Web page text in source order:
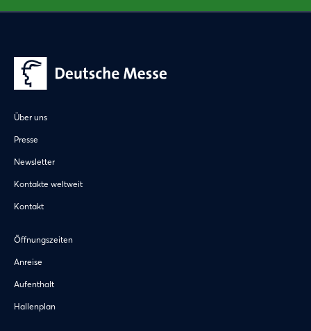
Über uns
Presse
Newsletter
Kontakte weltweit
Kontakt
Öffnungszeiten
Anreise
Aufenthalt
Hallenplan